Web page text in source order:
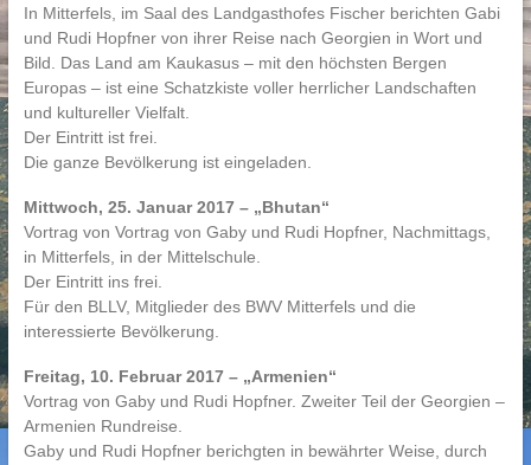
In Mitterfels, im Saal des Landgasthofes Fischer berichten Gabi
und Rudi Hopfner von ihrer Reise nach Georgien in Wort und
Bild. Das Land am Kaukasus – mit den höchsten Bergen
Europas – ist eine Schatzkiste voller herrlicher Landschaften
und kultureller Vielfalt.
Der Eintritt ist frei.
Die ganze Bevölkerung ist eingeladen.
Mittwoch, 25. Januar 2017 – „Bhutan“
Vortrag von Vortrag von Gaby und Rudi Hopfner, Nachmittags,
in Mitterfels, in der Mittelschule.
Der Eintritt ins frei.
Für den BLLV, Mitglieder des BWV Mitterfels und die
interessierte Bevölkerung.
Freitag, 10. Februar 2017 – „Armenien“
Vortrag von Gaby und Rudi Hopfner. Zweiter Teil der Georgien –
Armenien Rundreise.
Gaby und Rudi Hopfner berichgten in bewährter Weise, durch